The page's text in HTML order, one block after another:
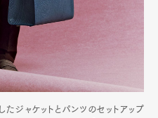
たジャケットとパンツのセットアップ